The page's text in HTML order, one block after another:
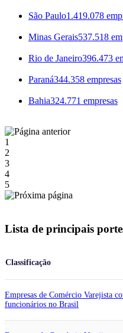
São Paulo1.419.078
Minas Gerais537.518
Rio de Janeiro396.473
Paraná344.358 empresas
Bahia324.771 empresas
1
2
3
4
5
Lista de principais
Classificação
Empresas de Comércio Varejista
funcionários no Brasil